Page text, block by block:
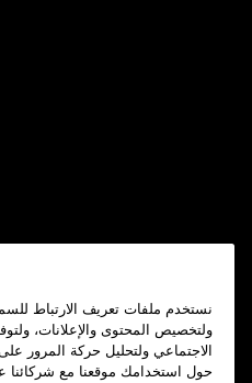
نستخدم ملفات تعريف الارتباط
ولتخصيص المحتوى والإعلانات،
الاجتماعي ولتحليل حركة المرور
حول استخدامك موقعنا مع